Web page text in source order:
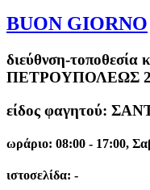
BUON GIORNO
διεύθνση-τοποθεσία
ΠΕΤΡΟΥΠΟΛΕΩΣ
είδος φαγητού:
ωράριο: 08:00 - 17:00,
ιστοσελίδα: -